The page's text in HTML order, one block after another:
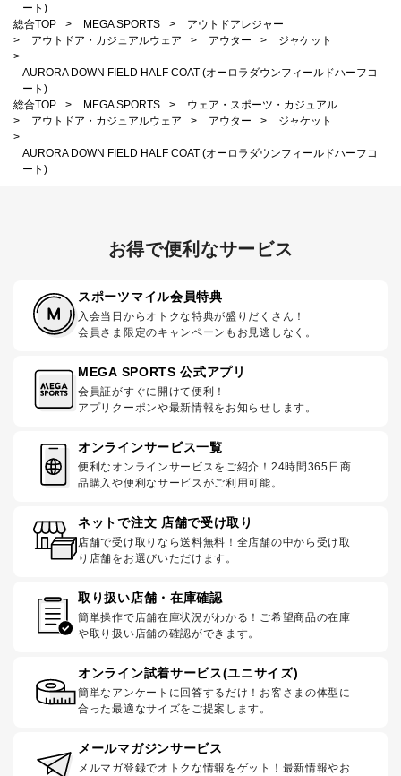
ート)
総合TOP
> MEGA SPORTS >
アウトドアレジャー
>
アウトドア・カジュアルウェア > アウター >
ジャケット
>
AURORA DOWN FIELD HALF COAT (オーロラダウンフィールドハーフコ
ート)
総合TOP
> MEGA SPORTS >
ウェア・スポーツ・カジュアル
>
アウトドア・カジュアルウェア > アウター >
ジャケット
>
AURORA DOWN FIELD HALF COAT (オーロラダウンフィールドハーフコ
ート)
お得で便利なサービス
スポーツマイル会員特典
入会当日からオトクな特典が盛りだくさん！
会員さま限定のキャンペーンもお見逃しなく。
MEGA SPORTS 公式アプリ
会員証がすぐに開けて便利！
アプリクーポンや最新情報をお知らせします。
オンラインサービス一覧
便利なオンラインサービスをご紹介！24時間365日商
品購入や便利なサービスがご利用可能。
ネットで注文 店舗で受け取り
店舗で受け取りなら送料無料！全店舗の中から受け取
り店舗をお選びいただけます。
取り扱い店舗・在庫確認
簡単操作で店舗在庫状況がわかる！ご希望商品の在庫
や取り扱い店舗の確認ができます。
オンライン試着サービス(ユニサイズ)
簡単なアンケートに回答するだけ！お客さまの体型に
合った最適なサイズをご提案します。
メールマガジンサービス
メルマガ登録でオトクな情報をゲット！最新情報やお